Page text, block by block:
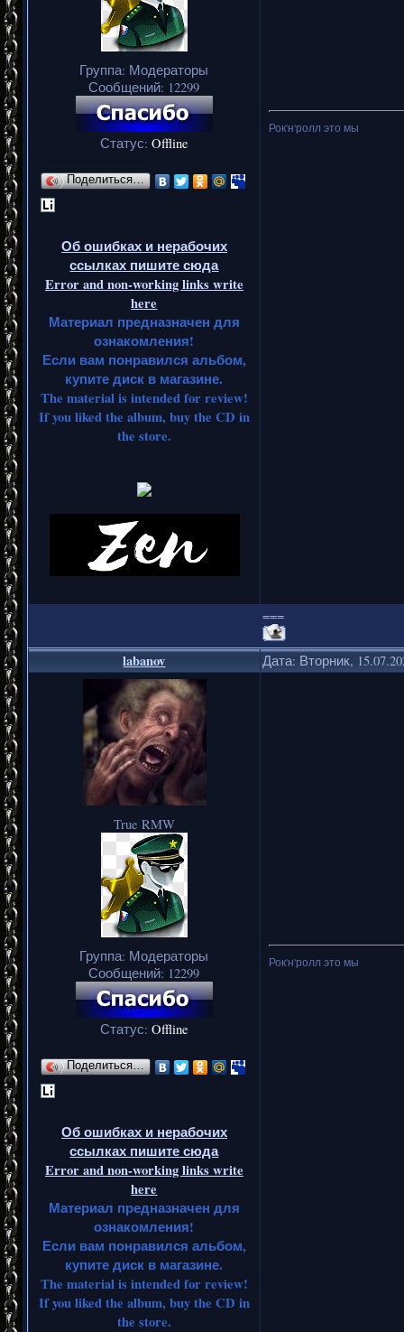
Группа: Модераторы
Сообщений: 12299
Статус: Offline
Поделиться…
Об ошибках и нерабочих
ссылках пишите сюда
Error and non-working links write
here
Материал предназначен для
ознакомления!
Если вам понравился альбом,
купите диск в магазине.
The material is intended for review!
If you liked the album, buy the CD in
the store.
Рок'н'ролл это мы
===
labanov Дата: Вторник,
True RMW
Группа: Модераторы
Сообщений: 12299
Статус: Offline
Поделиться…
Об ошибках и нерабочих
ссылках пишите сюда
Error and non-working links write
here
Материал предназначен для
ознакомления!
Если вам понравился альбом,
купите диск в магазине.
The material is intended for review!
If you liked the album, buy the CD in
the store.
Рок'н'ролл это мы